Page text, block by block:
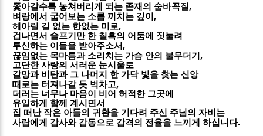
쫓아갈수록 놓쳐버리게 되는 존재의 숨바꼭질 ,
벼랑에서 굽어보는 소름 끼치는 깊이 ,
헤아릴 길 없는 한없는 미로,
겁나면서 슬프기만 한 칠흑의 어둠에 짓눌려
투신하는 이들을 받아주소서 ,
끊임없는 목마름과 소리치는 가슴 안의 불무더기 ,
고단한 사랑의 서러운 눈시울로
갈망과 비탄과 그 나머지 한 가닥 빛을 찾는 신앙
때로는 터져나갈 듯 벅차고,
더러는 너무나 마음이 비어 허적한 그곳에
유일하게 함께 계시면서
집 떠난 작은 아들의 귀환을 기다려 주신 주님의 자비는
사람에게 감사와 감동으로 감격의 전율을 느끼게 하십니다.